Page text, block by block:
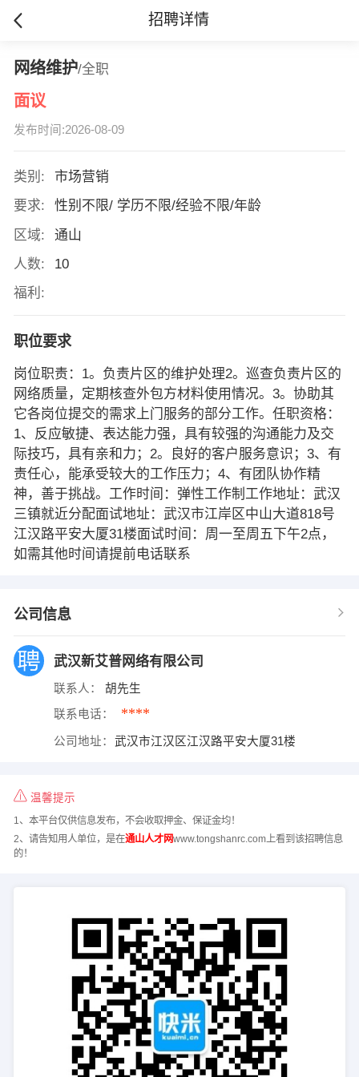
招聘详情
网络维护/全职
面议
发布时间:2026-08-09
类别:
市场营销
要求:
性别不限/ 学历不限/经验不限/年龄
区域:
通山
人数:
10
福利:
职位要求
岗位职责：1。负责片区的维护处理2。巡查负责片区的
网络质量，定期核查外包方材料使用情况。3。协助其
它各岗位提交的需求上门服务的部分工作。任职资格：
1、反应敏捷、表达能力强，具有较强的沟通能力及交
际技巧，具有亲和力；2。良好的客户服务意识；3、有
责任心，能承受较大的工作压力；4、有团队协作精
神，善于挑战。工作时间：弹性工作制工作地址：武汉
三镇就近分配面试地址：武汉市江岸区中山大道818号
江汉路平安大厦31楼面试时间：周一至周五下午2点，
如需其他时间请提前电话联系
公司信息
武汉新艾普网络有限公司
联系人： 胡先生
联系电话： ****
公司地址： 武汉市江汉区江汉路平安大厦31楼
温馨提示
1、本平台仅供信息发布，不会收取押金、保证金均！
2、请告知用人单位，是在通山人才网www.tongshanrc.com上看到该招聘信息
的！